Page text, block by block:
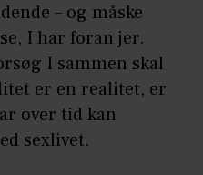
– og måske
I har foran jer.
I sammen skal
er en realitet, er
over tid kan
sexlivet.